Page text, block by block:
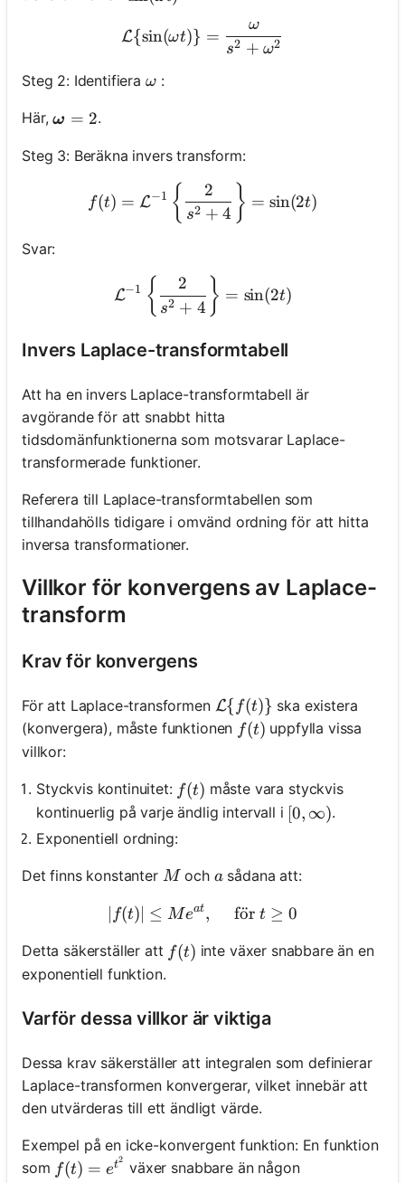
\mathcal{L}\{\sin
L{sin(ωt)} =
s2 + ω2
ω
Steg 2: Identifiera \omega
ω :
Här,\boldsymbol{\omega}=2
ω = 2.
Steg 3: Beräkna invers transform:
f(t)=\mathcal{L}^{-
f(t) = L−1 { s2 + 4
2 } = sin(2t)
Svar:
\mathcal{L}^{-
L−1 { s2 + 4
2 } = sin(2t)
Invers Laplace-transformtabell
Att ha en invers Laplace-transformtabell är
avgörande för att snabbt hitta
tidsdomänfunktionerna som motsvarar Laplace-
transformerade funktioner.
Referera till Laplace-transformtabellen som
tillhandahölls tidigare i omvänd ordning för att hitta
inversa transformationer.
Villkor för konvergens av Laplace-
transform
Krav för konvergens
För att Laplace-transformen \mathcal{L}\{f(t)\}
L{ f(t)} ska existera
(konvergera), måste funktionen f(t)
f(t) uppfylla vissa
villkor:
Styckvis kontinuitet: f(t)
f(t) måste vara styckvis
kontinuerlig på varje ändlig intervall i [0, \infty)
[0, ∞).
Exponentiell ordning:
Det finns konstanter M
Moch a
asådana att:
|f(t)| \leq M e^{a t},
f(t) ≤ Meat, fo
¨rt ≥ 0
Detta säkerställer att f(t)
f(t) inte växer snabbare än en
exponentiell funktion.
Varför dessa villkor är viktiga
Dessa krav säkerställer att integralen som definierar
Laplace-transformen konvergerar, vilket innebär att
den utvärderas till ett ändligt värde.
Exempel på en icke-konvergent funktion: En funktion
som f(t)=e^{t^2}
f(t) = et2 växer snabbare än någon